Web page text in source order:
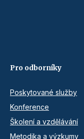
Pro odborníky
Poskytované služby
Konference
Školení a vzdělávání
Metodika a výzkumy